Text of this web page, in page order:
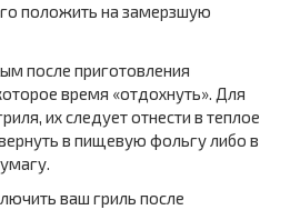
положить на замерзшую
после приготовления
время «отдохнуть». Для
их следует отнести в теплое
в пищевую фольгу либо в
ваш гриль после